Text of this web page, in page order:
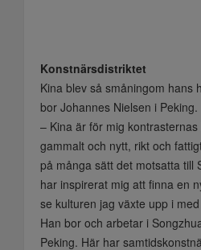
Konstnärsdistriktet
Kina blev så småningom hans
bor Johannes Nielsen i Peking.
– Kina är för mig
gammalt och nytt, rikt och
på många sätt det motsatta till
har inspirerat mig att finna en
se kulturen jag växte upp i
Han bor och arbetar i
Peking. Här har